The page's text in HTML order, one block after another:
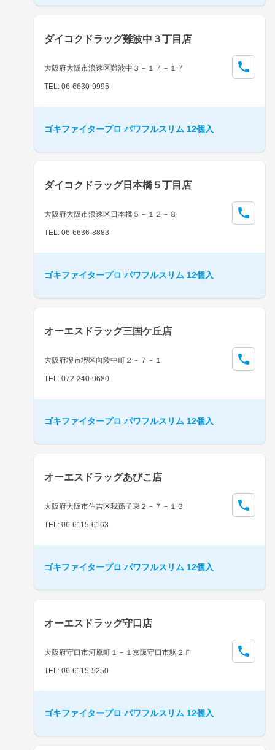
ダイコクドラッグ難波中３丁目店
大阪府大阪市浪速区難波中３－１７－１７
TEL: 06-6630-9995
ゴキファイタープロ パワフルスリム 12個入
ダイコクドラッグ日本橋５丁目店
大阪府大阪市浪速区日本橋５－１２－８
TEL: 06-6636-8883
ゴキファイタープロ パワフルスリム 12個入
オーエスドラッグ三国ケ丘店
大阪府堺市堺区向陵中町２－７－１
TEL: 072-240-0680
ゴキファイタープロ パワフルスリム 12個入
オーエスドラッグあびこ店
大阪府大阪市住吉区我孫子東２－７－１３
TEL: 06-6115-6163
ゴキファイタープロ パワフルスリム 12個入
オーエスドラッグ守口店
大阪府守口市河原町１－１京阪守口市駅２Ｆ
TEL: 06-6115-5250
ゴキファイタープロ パワフルスリム 12個入